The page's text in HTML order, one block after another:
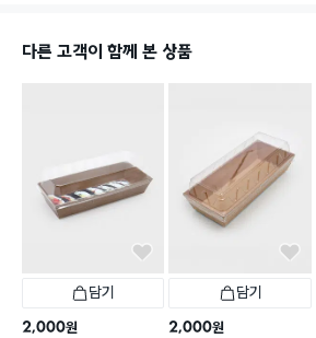
다른 고객이 함께 본 상품
담기
2,000원
담기
2,000원